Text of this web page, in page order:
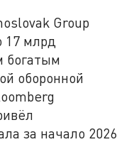
Group
17 млрд
богатым
оборонной
за начало 2026